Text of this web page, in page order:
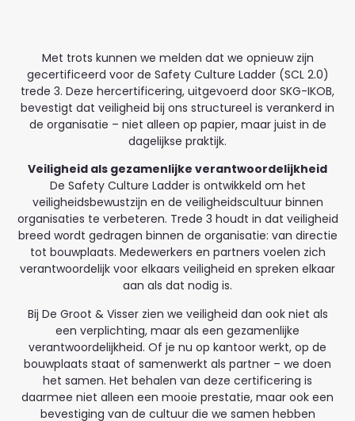
Met trots kunnen we melden dat we opnieuw zijn
gecertificeerd voor de Safety Culture Ladder (SCL 2.0)
trede 3. Deze hercertificering, uitgevoerd door SKG-IKOB,
bevestigt dat veiligheid bij ons structureel is verankerd in
de organisatie – niet alleen op papier, maar juist in de
dagelijkse praktijk.
Veiligheid als gezamenlijke verantwoordelijkheid
De Safety Culture Ladder is ontwikkeld om het
veiligheidsbewustzijn en de veiligheidscultuur binnen
organisaties te verbeteren. Trede 3 houdt in dat veiligheid
breed wordt gedragen binnen de organisatie: van directie
tot bouwplaats. Medewerkers en partners voelen zich
verantwoordelijk voor elkaars veiligheid en spreken elkaar
aan als dat nodig is.
Bij De Groot & Visser zien we veiligheid dan ook niet als
een verplichting, maar als een gezamenlijke
verantwoordelijkheid. Of je nu op kantoor werkt, op de
bouwplaats staat of samenwerkt als partner – we doen
het samen. Het behalen van deze certificering is
daarmee niet alleen een mooie prestatie, maar ook een
bevestiging van de cultuur die we samen hebben